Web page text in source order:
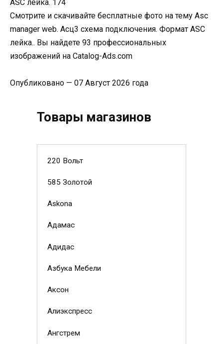
Смотрите и скачивайте бесплатные фото на тему Asc
manager web. Асц3 схема подключения. Формат ASC
лейка.. Вы найдете 93 профессиональных
изображений на Catalog-Ads.com
Опубликовано — 07 Август 2026 года
Товары магазинов
220 Вольт
585 Золотой
Askona
Адамас
Адидас
Азбука Мебели
Аксон
Алиэкспресс
Ангстрем